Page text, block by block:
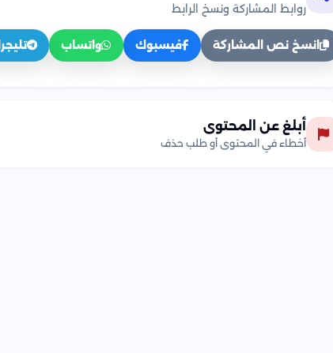
تحميل ملخصات ومفاهيم وأسئلة منهج الفيزياء من وزارة
نقدم لكم كافة روابط التحميل المباشرة لملفات كتاب الوزارة
روابط المشاركة ونسخ الرابط
انسخ نص المشاركة فيسبوك واتساب
أبلغ عن المحتوى
أخطاء في المحتوى أو طلب حذف